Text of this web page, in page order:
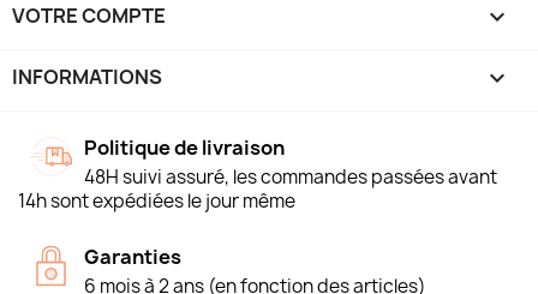
VOTRE COMPTE 
INFORMATIONS keyboard_arrow_down
Politique de livraison
48H suivi assuré, les commandes passées avant
14h sont expédiées le jour même
Garanties
6 mois à 2 ans (en fonction des articles)